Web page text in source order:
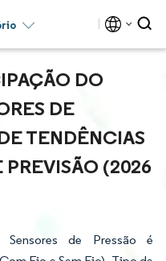
DO
DE
TENDÊNCIAS
(2026
de Pressão é